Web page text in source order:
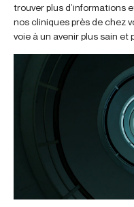
trouver plus d’informations
nos cliniques près de chez
voie à un avenir plus sain et